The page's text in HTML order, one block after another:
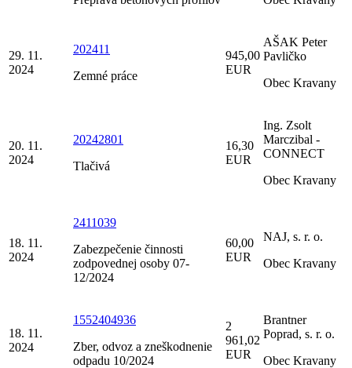
29. 11.
2024
202411
Zemné práce
945,00
EUR
AŠAK Peter
Pavličko
Obec Kravany
20. 11.
2024
20242801
Tlačivá
16,30
EUR
Ing. Zsolt
Marczibal -
CONNECT
Obec Kravany
18. 11.
2024
2411039
Zabezpečenie činnosti
zodpovednej osoby 07-
12/2024
60,00
EUR
NAJ, s. r. o.
Obec Kravany
18. 11.
2024
1552404936
Zber, odvoz a zneškodnenie
odpadu 10/2024
2
961,02
EUR
Brantner
Poprad, s. r. o.
Obec Kravany